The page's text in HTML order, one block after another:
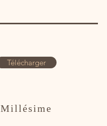
Télécharger
Millésime